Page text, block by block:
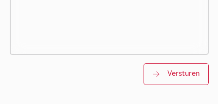
Versturen